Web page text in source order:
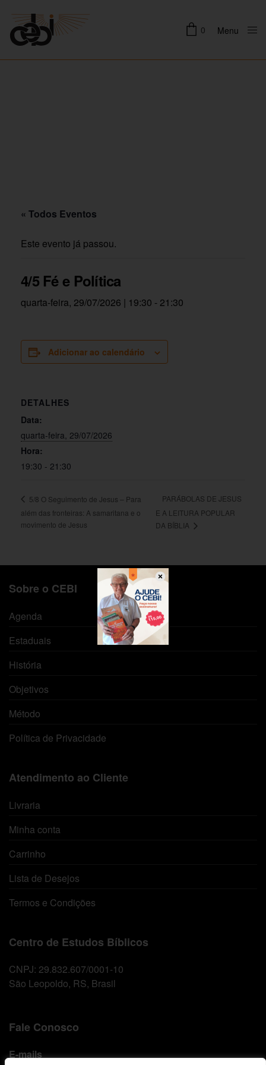
0 Menu
« Todos Eventos
Este evento já passou.
4/5 Fé e Política
quarta-feira, 29/07/2026 | 19:30 - 21:30
Adicionar ao calendário
DETALHES
Data:
quarta-feira, 29/07/2026
Hora:
19:30 - 21:30
5/8 O Seguimento de Jesus – Para
além das fronteiras: A samaritana e o
movimento de Jesus
PARÁBOLAS DE JESUS
E A LEITURA POPULAR
DA BÍBLIA
Sobre o CEBI
Agenda
Estaduais
História
Objetivos
Método
Política de Privacidade
Atendimento ao Cliente
Livraria
Minha conta
Carrinho
Lista de Desejos
Termos e Condições
Centro de Estudos Bíblicos
CNPJ: 29.832.607/0001-10
São Leopoldo, RS, Brasil
Fale Conosco
E-mails